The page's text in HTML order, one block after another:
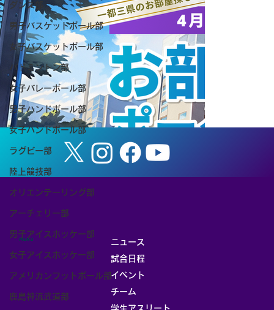
ダンス部
男子バスケットボール部
女子バスケットボール部
バドミントン部
女子バレーボール部
男子ハンドボール部
女子ハンドボール部
ラグビー部
陸上競技部
オリエンテーリング部
アーチェリー部
男子アイスホッケー部
女子アイスホッケー部
アメリカンフットボール部
鹿島神流武道部
【お知らせ】8/8（土） 筑波大学ホーム
ゲーム「TSUKUBA LIVE! Presented by
SMBC」（女子バスケットボール）を開
催します
ニュース
試合日程
イベント
チーム
MENU